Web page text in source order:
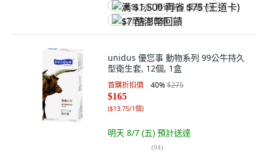
满 $1,500 再省 $75 (王道卡)
$7 酷澎幣回饋
unidus 優您事 動物系列 99公牛持久
型衛生套, 12個, 1盒
首購折扣價 40%$275
$165
($13.75/1個)
明天 8/7 (五) 預計送達
(94)